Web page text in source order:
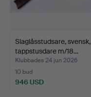
Slaglåsstudsare, svensk,
tappstusdare m/18…
Klubbades 24 jun 2026
10 bud
946 USD